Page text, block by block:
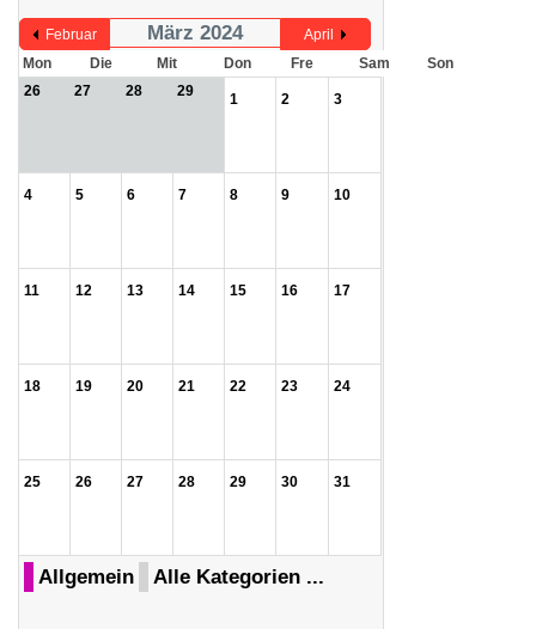
Februar März 2024
April
Mon
Die Mit Don Fre Sam
Son
26
27 28 29 1 2 3
4 5 6 7 8 9 10
11 12 13 14 15 16 17
18 19 20 21 22 23 24
25 26 27 28 29 30 31
Allgemein Alle Kategorien ...